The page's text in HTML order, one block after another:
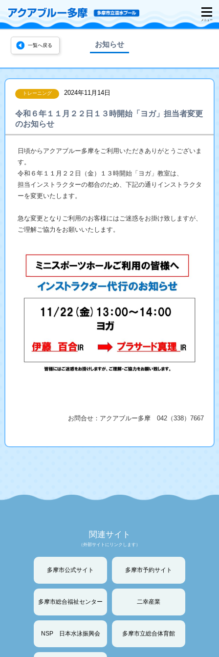
一覧へ戻る お知らせ
トレーニング 2024年11月14日
令和６年１１月２２日１３時開始「ヨガ」担当者変更
のお知らせ
日頃からアクアブルー多摩をご利用いただきありがとうございま
す。
令和６年１１月２２日（金）１３時開始「ヨガ」教室は、
担当インストラクターの都合のため、下記の通りインストラクタ
ーを変更いたします。
急な変更となりご利用のお客様にはご迷惑をお掛け致しますが、
ご理解ご協力をお願いいたします。
お問合せ：アクアブルー多摩 042（338）7667
関連サイト
（外部サイトにリンクします）
多摩市公式サイト 多摩市予約サイト
多摩市総合福祉センター 二幸産業
NSP 日本水泳振興会 多摩市立総合体育館